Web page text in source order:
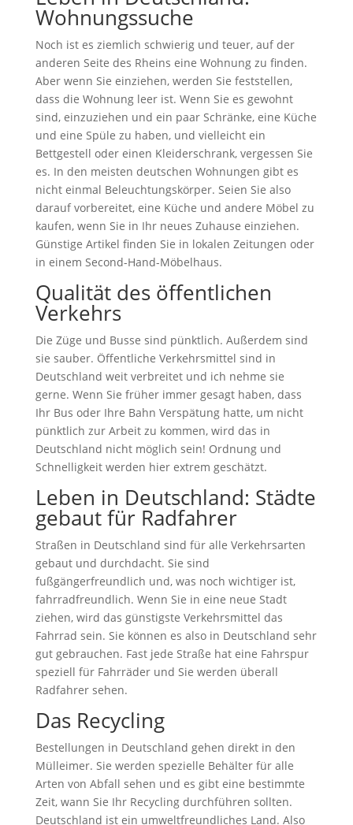
Wohnungssuche
Noch ist es ziemlich schwierig und teuer, auf der
anderen Seite des Rheins eine Wohnung zu finden.
Aber wenn Sie einziehen, werden Sie feststellen,
dass die Wohnung leer ist. Wenn Sie es gewohnt
sind, einzuziehen und ein paar Schränke, eine Küche
und eine Spüle zu haben, und vielleicht ein
Bettgestell oder einen Kleiderschrank, vergessen Sie
es. In den meisten deutschen Wohnungen gibt es
nicht einmal Beleuchtungskörper. Seien Sie also
darauf vorbereitet, eine Küche und andere Möbel zu
kaufen, wenn Sie in Ihr neues Zuhause einziehen.
Günstige Artikel finden Sie in lokalen Zeitungen oder
in einem Second-Hand-Möbelhaus.
Qualität des öffentlichen
Verkehrs
Die Züge und Busse sind pünktlich. Außerdem sind
sie sauber. Öffentliche Verkehrsmittel sind in
Deutschland weit verbreitet und ich nehme sie
gerne. Wenn Sie früher immer gesagt haben, dass
Ihr Bus oder Ihre Bahn Verspätung hatte, um nicht
pünktlich zur Arbeit zu kommen, wird das in
Deutschland nicht möglich sein! Ordnung und
Schnelligkeit werden hier extrem geschätzt.
Leben in Deutschland: Städte
gebaut für Radfahrer
Straßen in Deutschland sind für alle Verkehrsarten
gebaut und durchdacht. Sie sind
fußgängerfreundlich und, was noch wichtiger ist,
fahrradfreundlich. Wenn Sie in eine neue Stadt
ziehen, wird das günstigste Verkehrsmittel das
Fahrrad sein. Sie können es also in Deutschland sehr
gut gebrauchen. Fast jede Straße hat eine Fahrspur
speziell für Fahrräder und Sie werden überall
Radfahrer sehen.
Das Recycling
Bestellungen in Deutschland gehen direkt in den
Mülleimer. Sie werden spezielle Behälter für alle
Arten von Abfall sehen und es gibt eine bestimmte
Zeit, wann Sie Ihr Recycling durchführen sollten.
Deutschland ist ein umweltfreundliches Land. Also